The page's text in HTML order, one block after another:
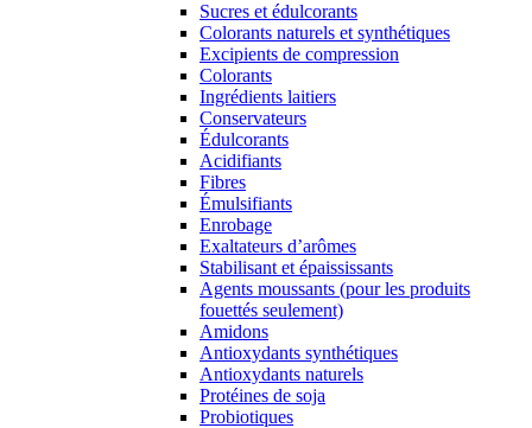
Sucres et édulcorants
Colorants naturels et synthétiques
Excipients de compression
Colorants
Ingrédients laitiers
Conservateurs
Édulcorants
Acidifiants
Fibres
Émulsifiants
Enrobage
Exaltateurs d’arômes
Stabilisant et épaississants
Agents moussants (pour les produits
fouettés seulement)
Amidons
Antioxydants synthétiques
Antioxydants naturels
Protéines de soja
Probiotiques